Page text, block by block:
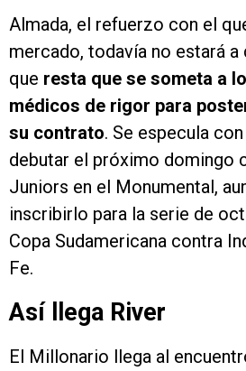
Almada, el refuerzo con el
mercado, todavía no estará
que resta que se someta a
médicos de rigor para
su contrato. Se especula
debutar el próximo domingo
Juniors en el Monumental,
inscribirlo para la serie de
Copa Sudamericana contra
Fe.
Así llega River
El Millonario llega al